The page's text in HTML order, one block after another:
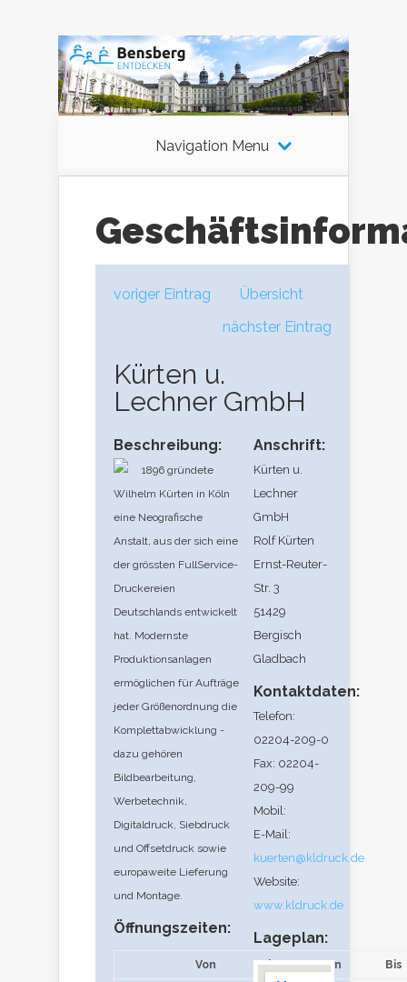
Navigation Menu
voriger Eintrag
Übersicht
nächster Eintrag
Kürten u.
Lechner GmbH
Beschreibung:
1896 gründete
Wilhelm Kürten in Köln
eine Neografische
Anstalt, aus der sich eine
der grössten FullService-
Druckereien
Deutschlands entwickelt
hat. Modernste
Produktionsanlagen
ermöglichen für Aufträge
jeder Größenordnung die
Komplettabwicklung -
dazu gehören
Bildbearbeitung,
Werbetechnik,
Digitaldruck, Siebdruck
und Offsetdruck sowie
europaweite Lieferung
und Montage.
Öffnungszeiten:
Von Bis Von
Bis
Anschrift:
Kürten u.
Lechner
GmbH
Rolf Kürten
Ernst-Reuter-
Str. 3
51429
Bergisch
Gladbach
Kontaktdaten:
Telefon:
02204-209-0
Fax: 02204-
209-99
Mobil:
E-Mail:
kuerten@kldruck.de
Website:
www.kldruck.de
Lageplan: